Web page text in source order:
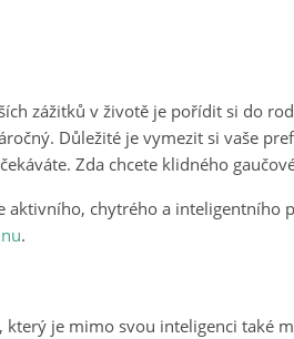
zážitků v životě je pořídit si do
Důležité je vymezit si vaše
Zda chcete klidného
aktivního, chytrého a inteligentního
.
který je mimo svou inteligenci také